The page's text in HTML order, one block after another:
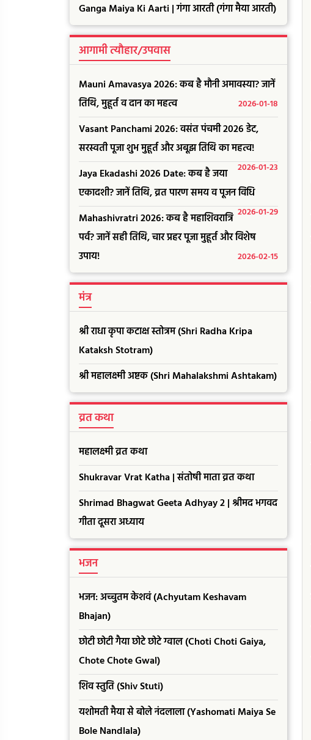
Ganga Maiya Ki Aarti | गंगा आरती (गंगा मैया आरती)
आगामी त्यौहार/उपवास
Mauni Amavasya 2026: कब है मौनी अमावस्या? जानें
तिथि, मुहूर्त व दान का महत्व
2026-01-18
Vasant Panchami 2026: वसंत पंचमी 2026 डेट,
सरस्वती पूजा शुभ मुहूर्त और अबूझ तिथि का महत्व!
2026-01-23
Jaya Ekadashi 2026 Date: कब है जया
एकादशी? जानें तिथि, व्रत पारण समय व पूजन विधि
2026-01-29
Mahashivratri 2026: कब है महाशिवरात्रि
पर्व? जानें सही तिथि, चार प्रहर पूजा मुहूर्त और विशेष
उपाय!
2026-02-15
मंत्र
श्री राधा कृपा कटाक्ष स्तोत्रम (Shri Radha Kripa
Kataksh Stotram)
श्री महालक्ष्मी अष्टक (Shri Mahalakshmi Ashtakam)
व्रत कथा
महालक्ष्मी व्रत कथा
Shukravar Vrat Katha | संतोषी माता व्रत कथा
Shrimad Bhagwat Geeta Adhyay 2 | श्रीमद भगवद
गीता दूसरा अध्याय
भजन
भजन: अच्चुतम केशवं (Achyutam Keshavam
Bhajan)
छोटी छोटी गैया छोटे छोटे ग्वाल (Choti Choti Gaiya,
Chote Chote Gwal)
शिव स्तुति (Shiv Stuti)
यशोमती मैया से बोले नंदलाला (Yashomati Maiya Se
Bole Nandlala)